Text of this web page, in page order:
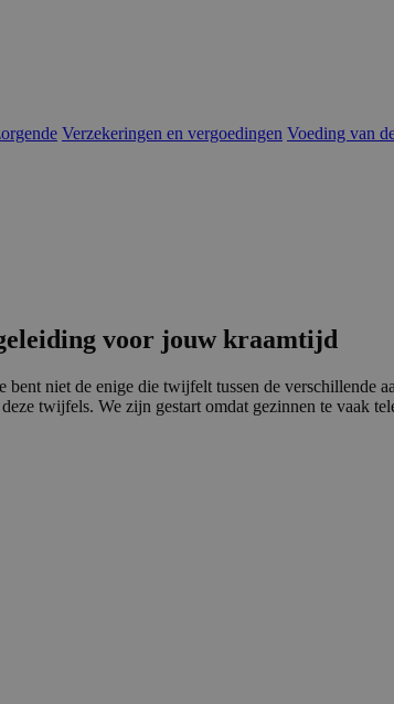
Verzekeringen en vergoedingen Voeding van
voor jouw kraamtijd
niet de enige die twijfelt tussen de verschillende
twijfels. We zijn gestart omdat gezinnen te vaak